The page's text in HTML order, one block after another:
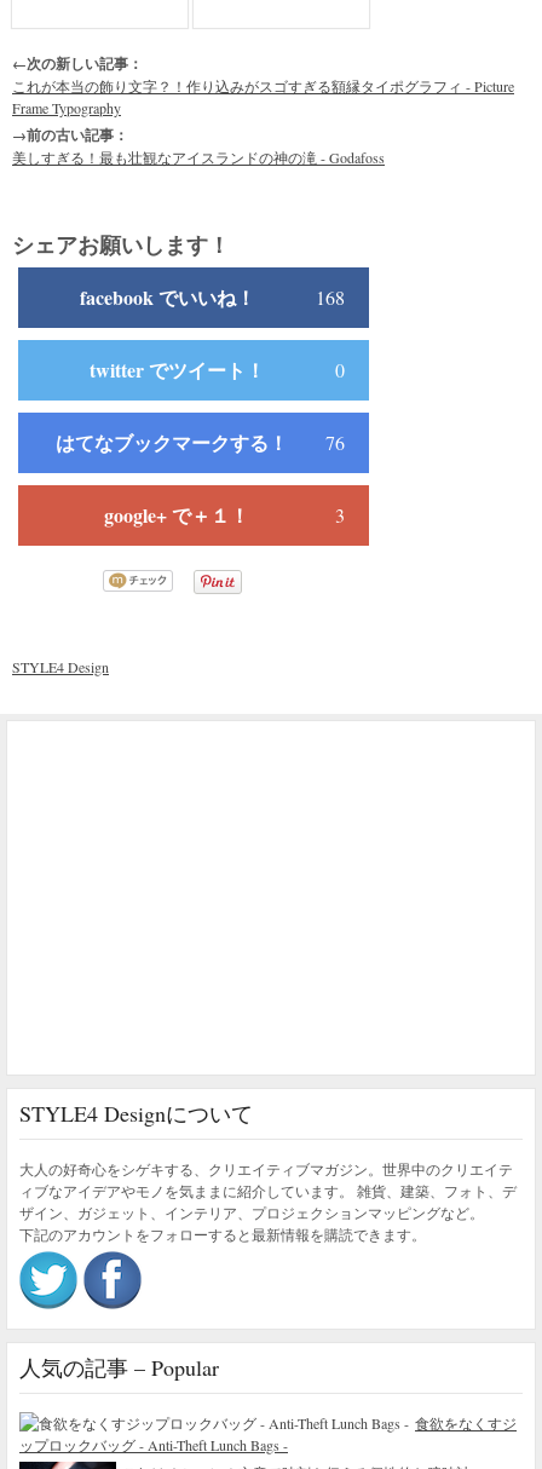
←次の新しい記事：
これが本当の飾り文字？！作り込みがスゴすぎる額縁タイポグラフィ - Picture
Frame Typography
→前の古い記事：
美しすぎる！最も壮観なアイスランドの神の滝 - Godafoss
シェアお願いします！
facebook でいいね！ 168
twitter でツイート！ 0
はてなブックマークする！ 76
google+ で＋１！ 3
STYLE4 Design
STYLE4 Designについて
大人の好奇心をシゲキする、クリエイティブマガジン。世界中のクリエイテ
ィブなアイデアやモノを気ままに紹介しています。 雑貨、建築、フォト、デ
ザイン、ガジェット、インテリア、プロジェクションマッピングなど。
下記のアカウントをフォローすると最新情報を購読できます。
人気の記事 – Popular
食欲をなくすジ
ップロックバッグ - Anti-Theft Lunch Bags -